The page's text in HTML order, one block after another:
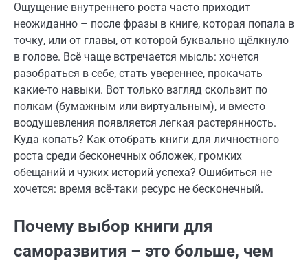
Ощущение внутреннего роста часто приходит
неожиданно – после фразы в книге, которая попала в
точку, или от главы, от которой буквально щёлкнуло
в голове. Всё чаще встречается мысль: хочется
разобраться в себе, стать увереннее, прокачать
какие-то навыки. Вот только взгляд скользит по
полкам (бумажным или виртуальным), и вместо
воодушевления появляется легкая растерянность.
Куда копать? Как отобрать книги для личностного
роста среди бесконечных обложек, громких
обещаний и чужих историй успеха? Ошибиться не
хочется: время всё-таки ресурс не бесконечный.
Почему выбор книги для
саморазвития – это больше, чем